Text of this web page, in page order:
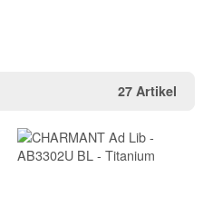
27 Artikel